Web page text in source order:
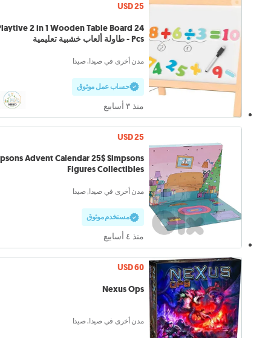
USD 25
2 in 1 Wooden Table Board 24
Pcs - طاولة ألعاب خشبية تعليمية
مدن أخرى في صيدا, صيدا
حساب عمل موثوق
منذ ٣ أسابيع
USD 25
Advent Calendar 25$ Simpsons
Figures Collectibles
مدن أخرى في صيدا, صيدا
مستخدم موثوق
منذ ٤ أسابيع
USD 60
Nexus Ops
مدن أخرى في صيدا, صيدا